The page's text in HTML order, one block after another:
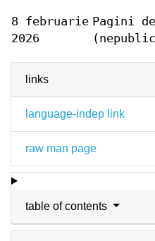
links
language-indep link
raw man page
table of contents
8 februarie
2026
Pagini